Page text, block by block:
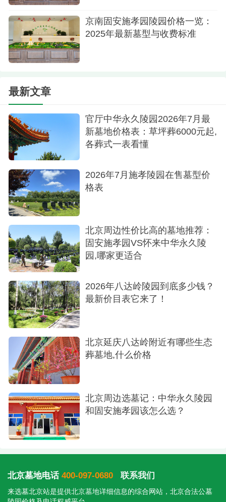
陵园在售墓型葬式及价格多少
推出多价位生态葬与立碑葬式：
1.生态葬区：
起）
2.文化区：
仁孝苑（18800元起）、仁贤苑（26800元
起）、仁寿苑（35000元起）
3.高端定制区：
义字系列墓区（45800-63800元）
施孝园园区环境怎么样
景观设计：采用"四季常青"理念，主要种植松
柏、黄杨等长青植物
空间规划：突破传统墓园格局，打造园林式景
观群落
配套设施：专业礼仪团队、星级卫生间、宾客
休息区
享受特别优惠，详情可致电咨询。
京南固安施孝园陵园价格一览：
2025年最新墓型与收费标准
最新文章
官厅中华永久陵园2026年7月最
新墓地价格表：草坪葬6000元起,
各葬式一表看懂
2026年7月施孝陵园在售墓型价
格表
北京周边性价比高的墓地推荐：
固安施孝园VS怀来中华永久陵
园,哪家更适合
2026年八达岭陵园到底多少钱？
最新价目表它来了！
北京延庆八达岭附近有哪些生态
葬墓地,什么价格
北京周边选墓记：中华永久陵园
和固安施孝园该怎么选？
北京墓地电话 400-097-0680 联系我们
来选墓北京站是提供北京墓地详细信息的综合网站，北京合法公墓